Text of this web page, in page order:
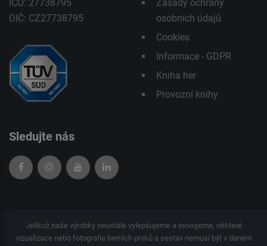
IČO: 27738795
DIČ: CZ27738795
Zásady ochrany
osobních údajů
Cookies
Informace - GDPR
Kniha her
Provozní knihy
Sledujte nás
Jelikož naše výrobky neustále vylepšujeme a inovujeme, některé
vizualizace nebo fotografie herních prvků a sestav nemusí být v daném